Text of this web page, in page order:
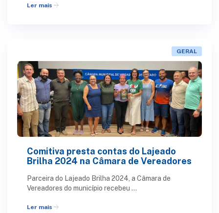
Ler mais arrow_forward
GERAL
Comitiva presta contas do Lajeado
Brilha 2024 na Câmara de Vereadores
Parceira do Lajeado Brilha 2024, a Câmara de
Vereadores do município recebeu ...
Ler mais arrow_forward